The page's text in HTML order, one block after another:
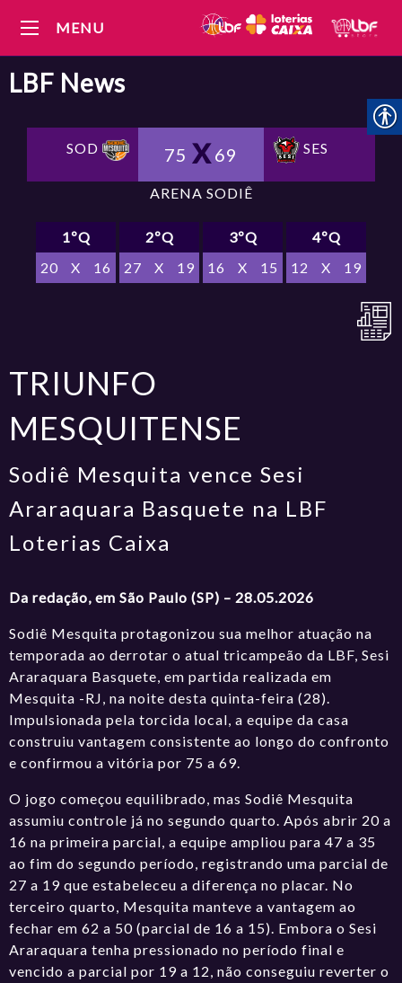
MENU
LBF News
SOD 75 69 SES
ARENA SODIÊ
1ºQ
20
X 16
2ºQ
27
X 19
3ºQ
16
X 15
4ºQ
12
X 19
TRIUNFO
MESQUITENSE
Sodiê Mesquita vence Sesi
Araraquara Basquete na LBF
Loterias Caixa
Da redação, em São Paulo (SP) – 28.05.2026
Sodiê Mesquita protagonizou sua melhor atuação na
temporada ao derrotar o atual tricampeão da LBF, Sesi
Araraquara Basquete, em partida realizada em
Mesquita -RJ, na noite desta quinta-feira (28).
Impulsionada pela torcida local, a equipe da casa
construiu vantagem consistente ao longo do confronto
e confirmou a vitória por 75 a 69.
O jogo começou equilibrado, mas Sodiê Mesquita
assumiu controle já no segundo quarto. Após abrir 20 a
16 na primeira parcial, a equipe ampliou para 47 a 35
ao fim do segundo período, registrando uma parcial de
27 a 19 que estabeleceu a diferença no placar. No
terceiro quarto, Mesquita manteve a vantagem ao
fechar em 62 a 50 (parcial de 16 a 15). Embora o Sesi
Araraquara tenha pressionado no período final e
vencido a parcial por 19 a 12, não conseguiu reverter o